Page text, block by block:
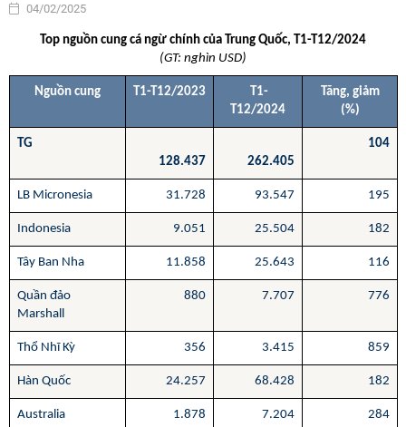
04/02/2025
Top nguồn cung cá ngừ chính của Trung Quốc, T1-T12/2024
(GT: nghìn USD)
Nguồn cung T1-T12/2023
T1-
T12/2024
Tăng, giảm
(%)
TG
128.437
262.405
104
LB Micronesia 31.728 93.547 195
Indonesia 9.051 25.504 182
Tây Ban Nha 11.858 25.643 116
Quần đảo
Marshall
880 7.707 776
Thổ Nhĩ Kỳ 356 3.415 859
Hàn Quốc 24.257 68.428 182
Australia 1.878 7.204 284